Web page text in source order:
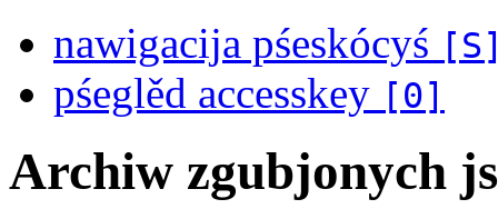
nawigacija pśeskócyś
pśeglěd accesskey [0]
Archiw zgubjonych